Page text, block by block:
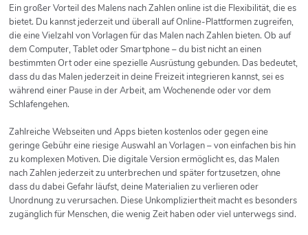
Ein großer Vorteil des Malens nach Zahlen online ist die Flexibilität, die es
bietet. Du kannst jederzeit und überall auf Online-Plattformen zugreifen,
die eine Vielzahl von Vorlagen für das Malen nach Zahlen bieten. Ob auf
dem Computer, Tablet oder Smartphone – du bist nicht an einen
bestimmten Ort oder eine spezielle Ausrüstung gebunden. Das bedeutet,
dass du das Malen jederzeit in deine Freizeit integrieren kannst, sei es
während einer Pause in der Arbeit, am Wochenende oder vor dem
Schlafengehen.
Zahlreiche Webseiten und Apps bieten kostenlos oder gegen eine
geringe Gebühr eine riesige Auswahl an Vorlagen – von einfachen bis hin
zu komplexen Motiven. Die digitale Version ermöglicht es, das Malen
nach Zahlen jederzeit zu unterbrechen und später fortzusetzen, ohne
dass du dabei Gefahr läufst, deine Materialien zu verlieren oder
Unordnung zu verursachen. Diese Unkompliziertheit macht es besonders
zugänglich für Menschen, die wenig Zeit haben oder viel unterwegs sind.